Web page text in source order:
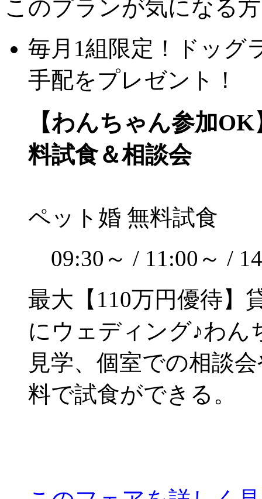
このプランが気になる
毎月1組限定！ドッグ
手配をプレゼント！
【わんちゃん参加
料試食＆相談会
ペット婚 無料試食
09:30～ / 11:00～ /
最大【110万円優待】
にウェディング♪わん
見学、個室での相談
料で試食ができる。